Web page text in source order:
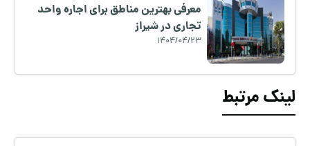
معرفی بهترین مناطق برای اجاره واحد
تجاری در شیراز
1404/04/23
لینک مرتبط